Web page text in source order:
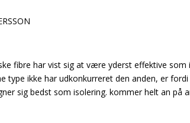
fibre har vist sig at være yderst effektive
type ikke har udkonkurreret den anden, er
sig bedst som isolering. kommer helt an på